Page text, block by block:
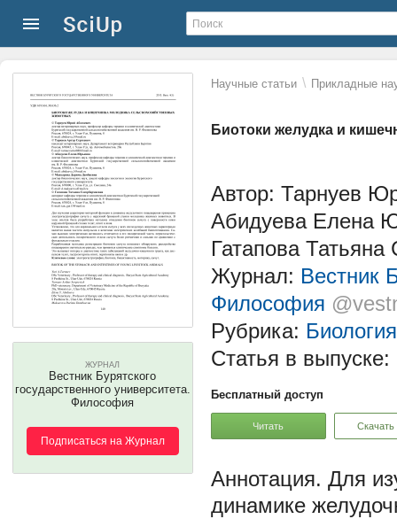
Научные статьи \ Прикладные
Биотоки желудка и
ЖУРНАЛ
Вестник Бурятского
государственного университета.
Философия
Подписаться на Журнал
Автор: Тарнуев
Абидуева Елена
Гатапова
Журнал: Вестник
Философия
Рубрика: Биология
Статья в выпуске:
Бесплатный доступ
Читать Скачать
Для
динамике